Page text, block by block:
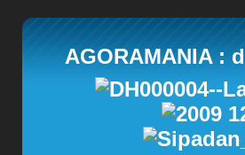
AGORAMANIA :